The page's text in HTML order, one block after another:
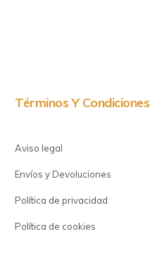
Términos Y Condiciones
Aviso legal
Envíos y Devoluciones
Política de privacidad
Política de cookies